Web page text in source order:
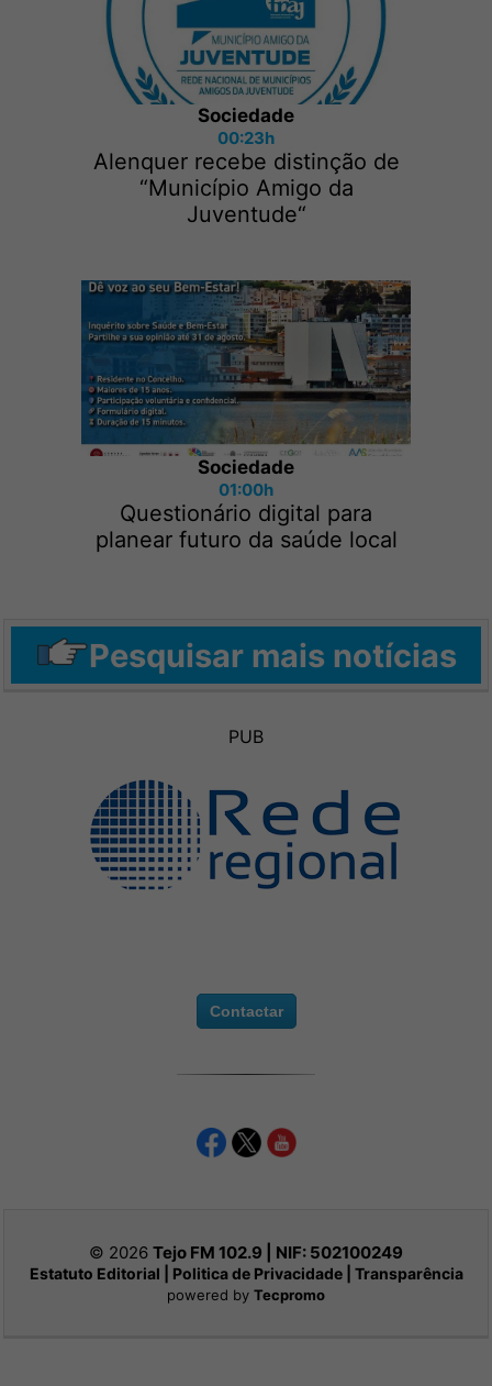
Sociedade
00:23h
Alenquer recebe distinção de
“Município Amigo da
Juventude“
Sociedade
01:00h
Questionário digital para
planear futuro da saúde local
Pesquisar mais notícias
PUB
Contactar
© 2026 Tejo FM 102.9 | NIF: 502100249
Estatuto Editorial Politica de Privacidade| Transparência
powered by Tecpromo